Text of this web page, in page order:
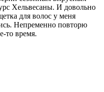
Хельвесаны. И довольно
для волос у меня
Непременно повторю
то время.